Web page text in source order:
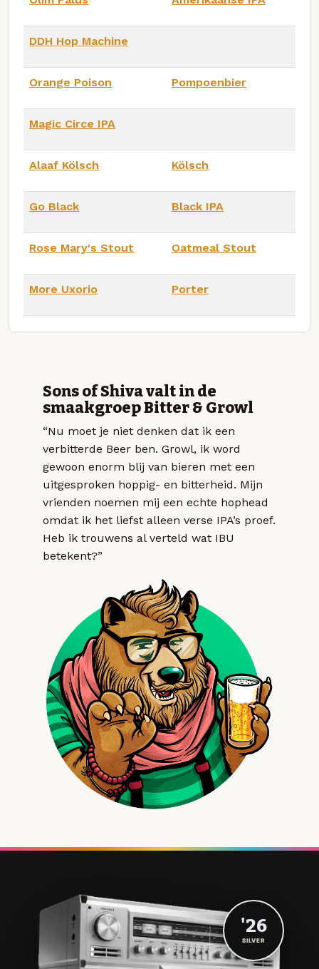
DDH Hop Machine
Orange Poison Pompoenbier
Magic Circe IPA
Alaaf Kölsch Kölsch
Go Black Black IPA
Rose Mary's Stout Oatmeal Stout
More Uxorio Porter
Sons of Shiva valt in de
smaakgroep Bitter & Growl
“Nu moet je niet denken dat ik een
verbitterde Beer ben. Growl, ik word
gewoon enorm blij van bieren met een
uitgesproken hoppig- en bitterheid. Mijn
vrienden noemen mij een echte hophead
omdat ik het liefst alleen verse IPA’s proef.
Heb ik trouwens al verteld wat IBU
betekent?”
'26
SILVER